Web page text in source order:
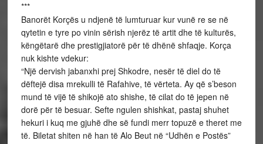
***
Banorët Korçës u ndjenë të lumturuar kur vunë re se në
qytetin e tyre po vinin sërish njerëz të artit dhe të kulturës,
këngëtarë dhe prestigjiatorë për të dhënë shfaqje. Korça
nuk kishte vdekur:
“Një dervish jabanxhi prej Shkodre, nesër të diel do të
dëftejë disa mrekulli të Rafahive, të vërteta. Ay që s’beson
mund të vijë të shikojë ato shishe, të cilat do të jepen në
dorë për të besuar. Sefte ngulen shishkat, pastaj shuhet
hekuri i kuq me gjuhë dhe së fundi merr topuzë e theret me
të. Biletat shiten në han të Alo Beut në “Udhën e Postës”